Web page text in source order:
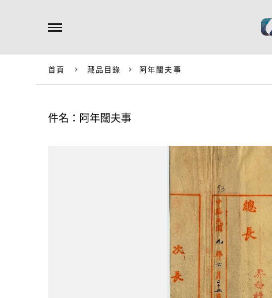
首頁 藏品目錄 阿年闊夫事
件名：阿年闊夫事